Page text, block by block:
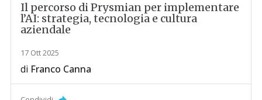
Il percorso di Prysmian per implementare
l’AI: strategia, tecnologia e cultura
aziendale
17 Ott 2025
di Franco Canna